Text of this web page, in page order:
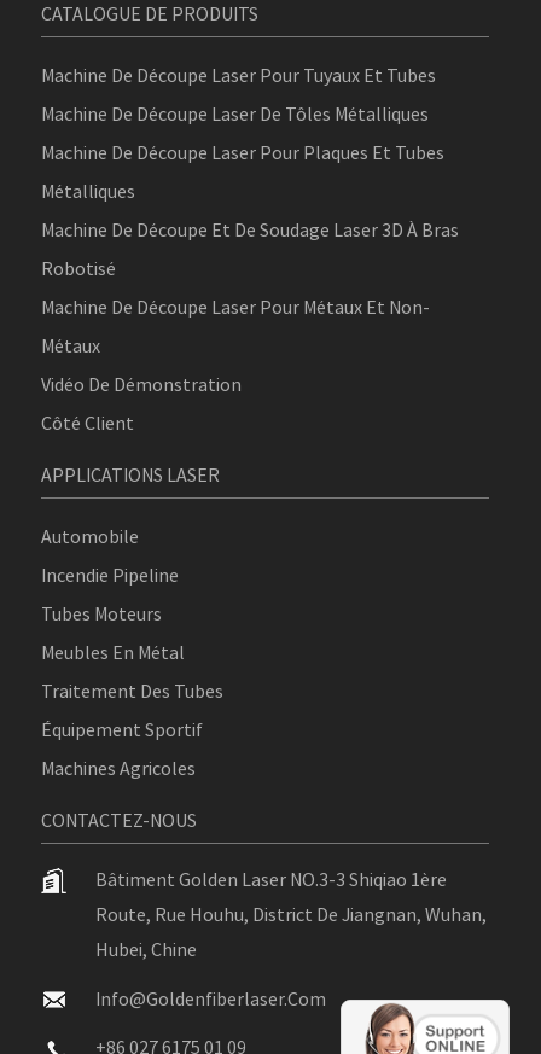
CATALOGUE DE PRODUITS
Machine De Découpe Laser Pour Tuyaux Et Tubes
Machine De Découpe Laser De Tôles Métalliques
Machine De Découpe Laser Pour Plaques Et Tubes
Métalliques
Machine De Découpe Et De Soudage Laser 3D À Bras
Robotisé
Machine De Découpe Laser Pour Métaux Et Non-
Métaux
Vidéo De Démonstration
Côté Client
APPLICATIONS LASER
Automobile
Incendie Pipeline
Tubes Moteurs
Meubles En Métal
Traitement Des Tubes
Équipement Sportif
Machines Agricoles
CONTACTEZ-NOUS
Bâtiment Golden Laser NO.3-3 Shiqiao 1ère
Route, Rue Houhu, District De Jiangnan, Wuhan,
Hubei, Chine
Info@goldenfiberlaser.com
+86 027 6175 01 09